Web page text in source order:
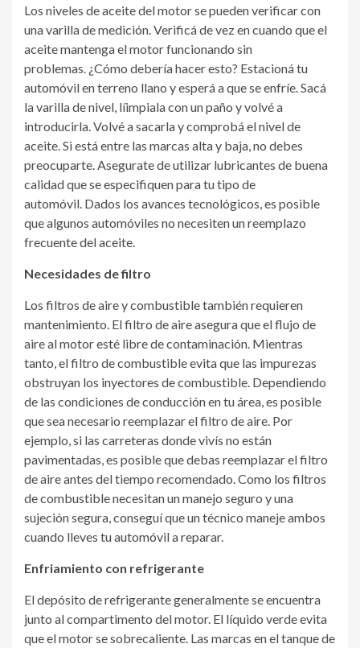
Los niveles de aceite del motor se pueden verificar con
una varilla de medición. Verificá de vez en cuando que el
aceite mantenga el motor funcionando sin
problemas. ¿Cómo debería hacer esto? Estacioná tu
automóvil en terreno llano y esperá a que se enfríe. Sacá
la varilla de nivel, líimpiala con un paño y volvé a
introducirla. Volvé a sacarla y comprobá el nivel de
aceite. Si está entre las marcas alta y baja, no debes
preocuparte. Asegurate de utilizar lubricantes de buena
calidad que se especifiquen para tu tipo de
automóvil. Dados los avances tecnológicos, es posible
que algunos automóviles no necesiten un reemplazo
frecuente del aceite.
Necesidades de filtro
Los filtros de aire y combustible también requieren
mantenimiento. El filtro de aire asegura que el flujo de
aire al motor esté libre de contaminación. Mientras
tanto, el filtro de combustible evita que las impurezas
obstruyan los inyectores de combustible. Dependiendo
de las condiciones de conducción en tu área, es posible
que sea necesario reemplazar el filtro de aire. Por
ejemplo, si las carreteras donde vivís no están
pavimentadas, es posible que debas reemplazar el filtro
de aire antes del tiempo recomendado. Como los filtros
de combustible necesitan un manejo seguro y una
sujeción segura, conseguí que un técnico maneje ambos
cuando lleves tu automóvil a reparar.
Enfriamiento con refrigerante
El depósito de refrigerante generalmente se encuentra
junto al compartimento del motor. El líquido verde evita
que el motor se sobrecaliente. Las marcas en el tanque de